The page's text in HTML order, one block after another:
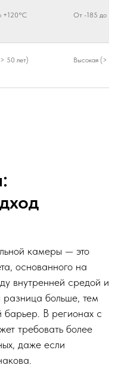
+120°С От -185 до
50 лет) Высокая (> 30
камеры — это
основанного на
внутренней средой и
больше, тем
барьер. В регионах с
требовать более
даже если